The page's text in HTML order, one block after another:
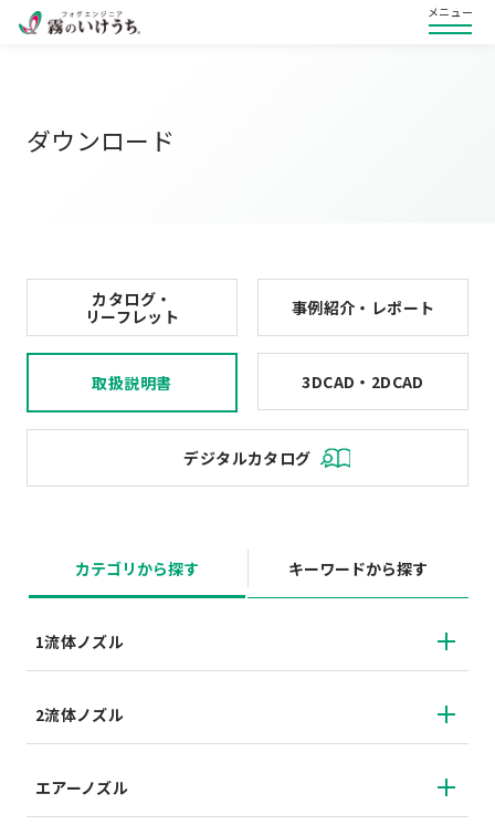
メニュー
ダウンロード
カタログ・
リーフレット
事例紹介・レポート
取扱説明書 3DCAD・2DCAD
デジタルカタログ
カテゴリから探す キーワードから探す
1流体ノズル
2流体ノズル
エアーノズル